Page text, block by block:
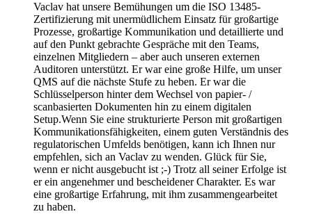
Vaclav hat unsere Bemühungen um die ISO 13485-
Zertifizierung mit unermüdlichem Einsatz für großartige
Prozesse, großartige Kommunikation und detaillierte und
auf den Punkt gebrachte Gespräche mit den Teams,
einzelnen Mitgliedern – aber auch unseren externen
Auditoren unterstützt. Er war eine große Hilfe, um unser
QMS auf die nächste Stufe zu heben. Er war die
Schlüsselperson hinter dem Wechsel von papier- /
scanbasierten Dokumenten hin zu einem digitalen
Setup.Wenn Sie eine strukturierte Person mit großartigen
Kommunikationsfähigkeiten, einem guten Verständnis des
regulatorischen Umfelds benötigen, kann ich Ihnen nur
empfehlen, sich an Vaclav zu wenden. Glück für Sie,
wenn er nicht ausgebucht ist ;-) Trotz all seiner Erfolge ist
er ein angenehmer und bescheidener Charakter. Es war
eine großartige Erfahrung, mit ihm zusammengearbeitet
zu haben.